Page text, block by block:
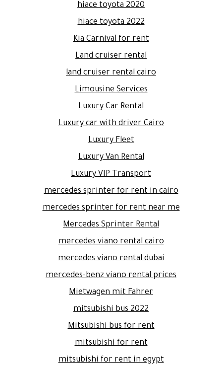
hiace toyota 2020
hiace toyota 2022
Kia Carnival for rent
Land cruiser rental
land cruiser rental cairo
Limousine Services
Luxury Car Rental
Luxury car with driver Cairo
Luxury Fleet
Luxury Van Rental
Luxury VIP Transport
mercedes sprinter for rent in cairo
mercedes sprinter for rent near me
Mercedes Sprinter Rental
mercedes viano rental cairo
mercedes viano rental dubai
mercedes-benz viano rental prices
Mietwagen mit Fahrer
mitsubishi bus 2022
Mitsubishi bus for rent
mitsubishi for rent
mitsubishi for rent in egypt